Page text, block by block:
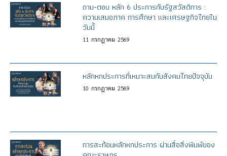
ถาม-ตอบ หลัก 6 ประการกับรัฐสวัสดิการ :
ความเสมอภาค การศึกษา และเศรษฐกิจไทยใน
วันนี้
11 กรกฎาคม 2569
หลักหกประการที่เหมาะสมกับสังคมไทยปัจจุบัน
10 กรกฎาคม 2569
การสะท้อนหลักหกประการ ผ่านสื่อสิ่งพิมพ์ของ